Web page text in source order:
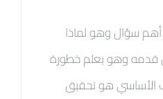
أهم سؤال وهو لماذا
قدمه وهو يعلم خطورة
الأساسي هو تحقيق